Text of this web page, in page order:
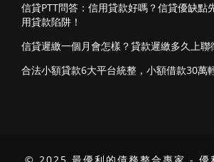
信貸PTT問答：信用貸款好嗎？信貸優缺點
用貸款陷阱！
信貸遲繳一個月會怎樣？貸款遲繳多久上聯
合法小額貸款6大平台統整，小額借款30萬